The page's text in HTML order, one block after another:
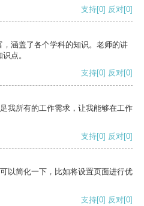
支持[0] 反对[0]
涵盖了各个学科的知识。老师的讲
点。
支持[0] 反对[0]
我所有的工作需求，让我能够在工作
支持[0] 反对[0]
以简化一下，比如将设置页面进行优
支持[0] 反对[0]